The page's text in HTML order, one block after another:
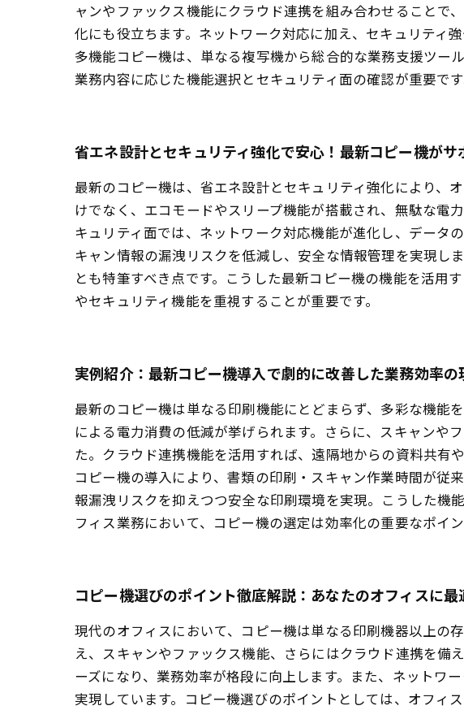
ャンやファックス機能にクラウド連携を組み合わせることで
化にも役立ちます。ネットワーク対応に加え、セキュリティ
多機能コピー機は、単なる複写機から総合的な業務支援ツー
業務内容に応じた機能選択とセキュリティ面の確認が重要です
省エネ設計とセキュリティ強化で安心！最新コピー機が
最新のコピー機は、省エネ設計とセキュリティ強化により、
けでなく、エコモードやスリープ機能が搭載され、無駄な電
キュリティ面では、ネットワーク対応機能が進化し、データ
キャン情報の漏洩リスクを低減し、安全な情報管理を実現し
とも特筆すべき点です。こうした最新コピー機の機能を活用
やセキュリティ機能を重視することが重要です。
実例紹介：最新コピー機導入で劇的に改善した業務効率の
最新のコピー機は単なる印刷機能にとどまらず、多彩な機能
による電力消費の低減が挙げられます。さらに、スキャンや
た。クラウド連携機能を活用すれば、遠隔地からの資料共有
コピー機の導入により、書類の印刷・スキャン作業時間が従
報漏洩リスクを抑えつつ安全な印刷環境を実現。こうした機
フィス業務において、コピー機の選定は効率化の重要なポイン
コピー機選びのポイント徹底解説：あなたのオフィスに最
現代のオフィスにおいて、コピー機は単なる印刷機器以上の
え、スキャンやファックス機能、さらにはクラウド連携を備
ーズになり、業務効率が格段に向上します。また、ネットワ
実現しています。コピー機選びのポイントとしては、オフィ